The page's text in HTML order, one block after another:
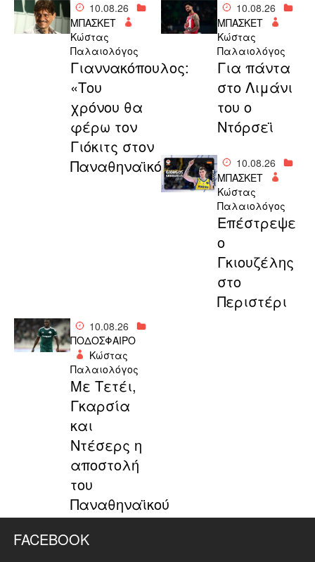
10.08.26
ΜΠΑΣΚΕΤ
Κώστας
Παλαιολόγος
Γιαννακόπουλος:
«Του
χρόνου θα
φέρω τον
Γιόκιτς στον
Παναθηναϊκό!»
10.08.26
ΜΠΑΣΚΕΤ
Κώστας
Παλαιολόγος
Για πάντα
στο Λιμάνι
του ο
Ντόρσεϊ
10.08.26
ΜΠΑΣΚΕΤ
Κώστας
Παλαιολόγος
Επέστρεψε
ο
Γκιουζέλης
στο
Περιστέρι
10.08.26
ΠΟΔΟΣΦΑΙΡΟ
Κώστας
Παλαιολόγος
Με Τετέι,
Γκαρσία
και
Ντέσερς η
αποστολή
του
Παναθηναϊκού
FACEBOOK